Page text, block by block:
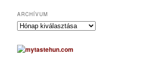
ARCHÍVUM
A
c
h